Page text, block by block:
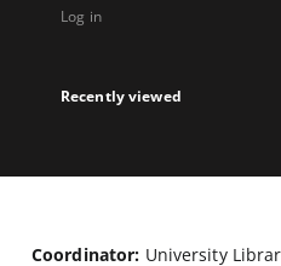
Log in
Recently viewed
Coordinator: University